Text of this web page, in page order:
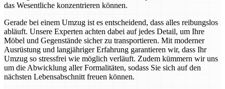
das Wesentliche konzentrieren können.
Gerade bei einem Umzug ist es entscheidend, dass alles reibungslos
abläuft. Unsere Experten achten dabei auf jedes Detail, um Ihre
Möbel und Gegenstände sicher zu transportieren. Mit moderner
Ausrüstung und langjähriger Erfahrung garantieren wir, dass Ihr
Umzug so stressfrei wie möglich verläuft. Zudem kümmern wir uns
um die Abwicklung aller Formalitäten, sodass Sie sich auf den
nächsten Lebensabschnitt freuen können.